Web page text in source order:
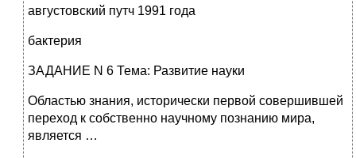
августовский путч 1991 года
бактерия
ЗАДАНИЕ N 6 Тема: Развитие науки
Областью знания, исторически первой совершившей
переход к собственно научному познанию мира,
является …